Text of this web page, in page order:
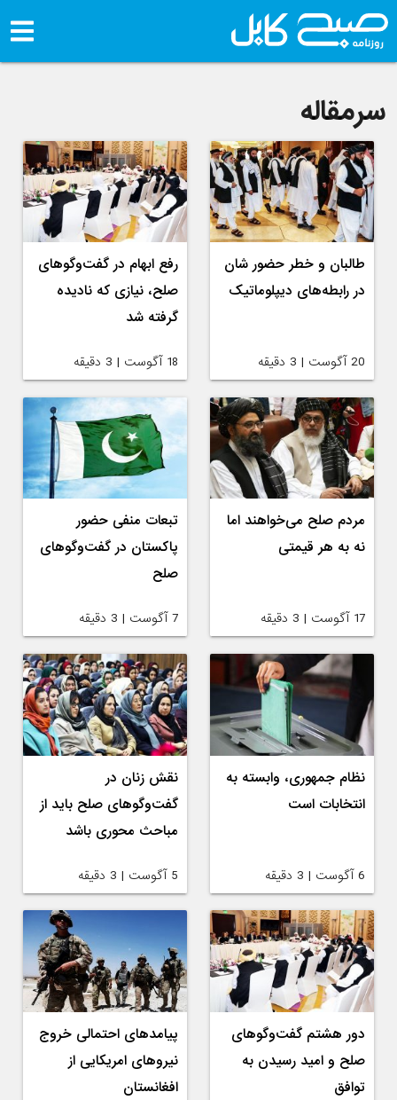
سرمقاله
طالبان و خطر حضور شان
در رابطه‌های دیپلوماتیک
20 آگوست | 3 دقیقه
رفع ابهام‌ در گفت‌وگوهای
صلح، نیازی که نادیده
گرفته شد
18 آگوست | 3 دقیقه
مردم صلح می‌خواهند اما
نه به هر قیمتی
17 آگوست | 3 دقیقه
تبعات منفی حضور
پاکستان در گفت‌وگوهای
صلح
7 آگوست | 3 دقیقه
نظام جمهوری، وابسته به
انتخابات است
6 آگوست | 3 دقیقه
نقش زنان در
گفت‌وگوهای صلح باید از
مباحث محوری باشد
5 آگوست | 3 دقیقه
دور هشتم گفت‌وگوهای
صلح و امید رسیدن به
توافق
پیامدهای احتمالی خروج
نیروهای امریکایی از
افغانستان